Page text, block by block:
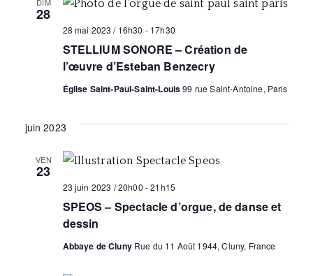
e
r
e
n
c
i
t
e
n
28
STELLIUM SONORE – Création de
l’œuvre d’Esteban Benzecry
28 mai 2023 / 16h30 - 17h30
Église Saint-Paul-Saint-Louis99 rue Saint-Antoine, Paris
juin 2023
VEN
23
SPEOS – Spectacle d’orgue, de danse et
dessin
23 juin 2023 / 20h00 -21h15
Abbaye de Cluny Rue du 11 Août 1944, Cluny, France